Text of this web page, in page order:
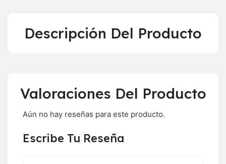
Descripción Del Producto
Valoraciones Del Producto
Aún no hay reseñas para este producto.
Escribe Tu Reseña